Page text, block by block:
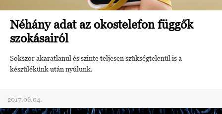
Néhány adat az okostelefon függők
szokásairól
Sokszor akaratlanul és szinte teljesen szükségtelenül is a
készülékünk után nyúlunk.
2017.06.04.